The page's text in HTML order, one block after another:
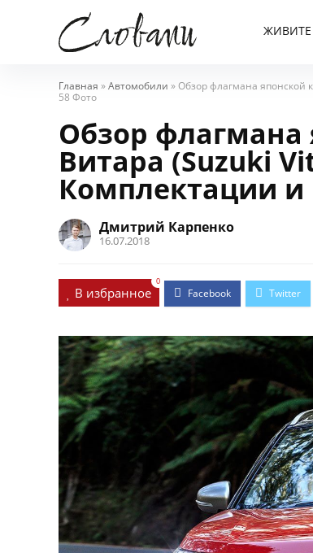
Главная »Автомобили »Обзор флагмана японской
58 Фото
Обзор флагмана
Витара (Suzuki
Комплектации и
Дмитрий Карпенко
16.07.2018
В избранное
0